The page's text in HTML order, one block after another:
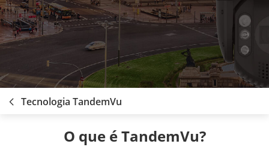
Tecnologia TandemVu
O que é TandemVu?